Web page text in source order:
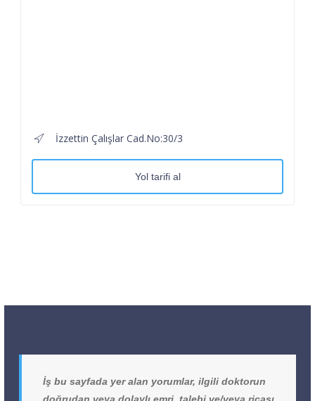
İzzettin Çalışlar Cad.No:30/3
Yol tarifi al
İş bu sayfada yer alan yorumlar, ilgili doktorun
doğrudan veya dolaylı emri, talebi ve/veya ricası